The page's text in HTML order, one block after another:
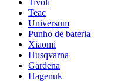
Tivoli
Teac
Universum
Punho de bateria
Xiaomi
Husqvarna
Gardena
Hagenuk